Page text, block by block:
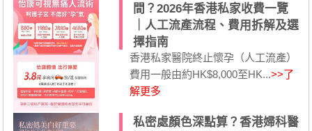
間？2026年香港私家收費一覽
｜人工流產流程、費用拆解及選
擇指南
香港私家醫院終止懷孕（人工流產）
費用一般由約HK$8,000至HK...>>了
解更多
私密處顏色深點算？香港婦科醫